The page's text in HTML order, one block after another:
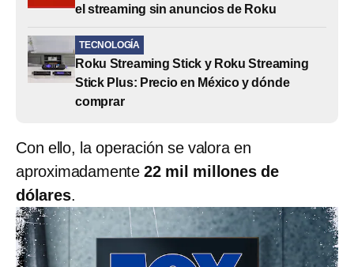
el streaming sin anuncios de Roku
TECNOLOGÍA
Roku Streaming Stick y Roku Streaming
Stick Plus: Precio en México y dónde
comprar
Con ello, la operación se valora en
aproximadamente 22 mil millones de
dólares.